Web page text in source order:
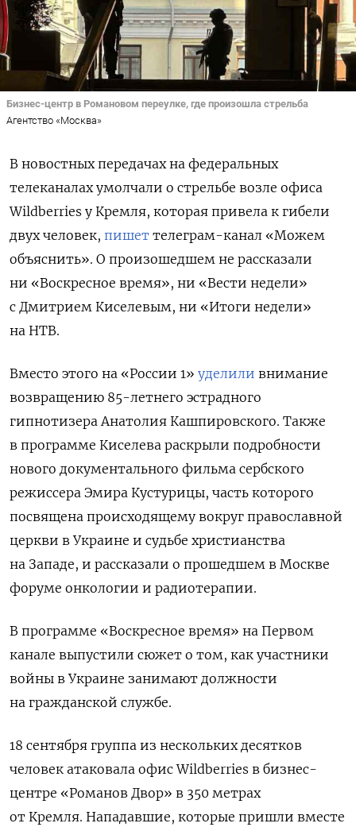
Бизнес-центр в Романовом переулке, где произошла стрельба
Агентство «Москва»
В новостных передачах на федеральных
телеканалах умолчали о стрельбе возле офиса
Wildberries у Кремля, которая привела к гибели
двух человек, пишет телеграм-канал «Можем
объяснить». О произошедшем не рассказали
ни «Воскресное время», ни «Вести недели»
с Дмитрием Киселевым, ни «Итоги недели»
на НТВ.
Вместо этого на «России 1» уделили внимание
возвращению 85-летнего эстрадного
гипнотизера Анатолия Кашпировского. Также
в программе Киселева раскрыли подробности
нового документального фильма сербского
режиссера Эмира Кустурицы, часть которого
посвящена происходящему вокруг православной
церкви в Украине и судьбе христианства
на Западе, и рассказали о прошедшем в Москве
форуме онкологии и радиотерапии.
В программе «Воскресное время» на Первом
канале выпустили сюжет о том, как участники
войны в Украине занимают должности
на гражданской службе.
18 сентября группа из нескольких десятков
человек атаковала офис Wildberries в бизнес-
центре «Романов Двор» в 350 метрах
от Кремля. Нападавшие, которые пришли вместе